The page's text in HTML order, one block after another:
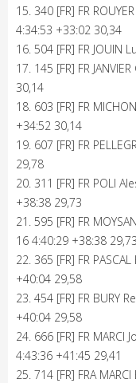
15. 340 [FR] FR
4:34:53 +33:02 30,34
16. 504 [FR] FR JOUIN
17. 145 [FR] FR
30,14
18. 603 [FR] FR
+34:52 30,14
19. 607 [FR] FR
29,78
20. 311 [FR] FR POLI
+38:38 29,73
21. 595 [FR] FR
16 4:40:29 +38:38 29,73
22. 365 [FR] FR
+40:04 29,58
23. 454 [FR] FR BURY
+40:04 29,58
24. 666 [FR] FR
4:43:36 +41:45 29,41
25. 714 [FR] FRA